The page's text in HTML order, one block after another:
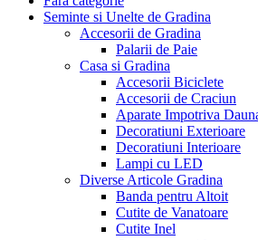
Seminte si Unelte de Gradina
Accesorii de Gradina
Palarii de Paie
Casa si Gradina
Accesorii Biciclete
Accesorii de Craciun
Aparate Impotriva
Decoratiuni Exterioare
Decoratiuni Interioare
Lampi cu LED
Diverse Articole Gradina
Banda pentru Altoit
Cutite de Vanatoare
Cutite Inel